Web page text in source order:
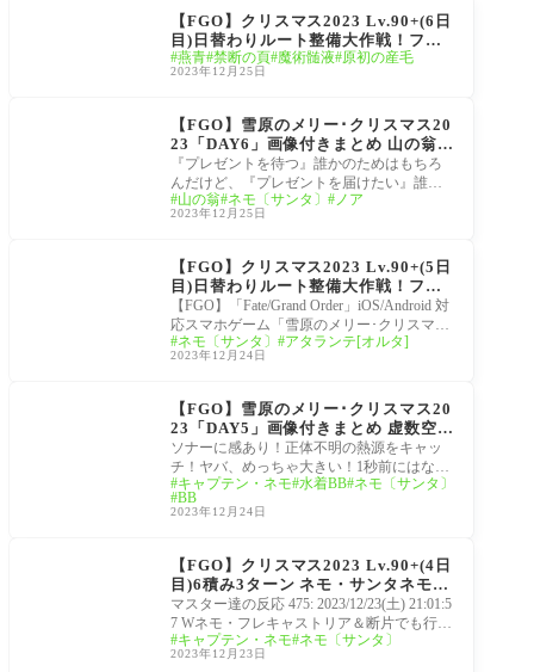
【FGO】クリスマス2023 Lv.90+(6日
目)日替わりルート整備大作戦！フレ
ークダスト級マスター達の周回編成 2
-3-1でラストは燕青ドロップは産毛・
燕青 禁断の頁 魔術髄液 原初の産毛
2023年12月25日
【FGO】雪原のメリー･クリスマス20
23「DAY6」画像付きまとめ 山の翁
グランド関連？「我は既に冠位にあら
ず、関与はしない。他の冠位どもも手
は出すまい。ひとりを除いてな。」舞
台は西暦2015年へ
『プレゼントを待つ』誰かのためはもちろ
んだけど、『プレゼントを届けたい』誰か
のためにサンタになった。 魔神柱二体に即
死付
山の翁 ネモ〔サンタ〕 ノア
2023年12月25日
【FGO】クリスマス2023 Lv.90+(5日
目)日替わりルート整備大作戦！フレ
ークダスト級マスター達の周回編成
今日は休息日？ドロップは…
【FGO】「Fate/Grand Order」iOS/Android 対
応スマホゲーム「雪原のメリー･クリスマス
2023 ～7days / 8years Snow Carol～」クリス
マス2023 Lv.90+(5日目)
ネモ〔サンタ〕 アタランテ[オルタ]
2023年12月24日
【FGO】雪原のメリー･クリスマス20
23「DAY5」画像付きまとめ 虚数空間
で乱入のBBちゃん！「虚数潜航が深
度5まで成功したので、これ以上は冠
位の壁があ、」正月にノア実装の布石
か？
ソナーに感あり！正体不明の熱源をキャッ
チ！ヤバ、めっちゃ大きい！1秒前にはなか
ったのに！？ 『誰にも知られず、何にも影
響を
キャプテン・ネモ 水着BB ネモ〔サンタ〕
BB
2023年12月24日
【FGO】クリスマス2023 Lv.90+(4日
目)6積み3ターン ネモ・サンタネモ・
キャストリア編成 3Wお残ししちゃう
んだがポイントは？
マスター達の反応 475: 2023/12/23(土) 21:01:5
7 Wネモ・フレキャストリア＆断片でも行け
るな断片でなくサンタ礼装でも、3W追撃込
みなら行
キャプテン・ネモ ネモ〔サンタ〕
2023年12月23日